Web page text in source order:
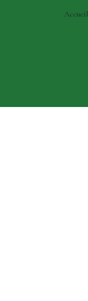
Accueil